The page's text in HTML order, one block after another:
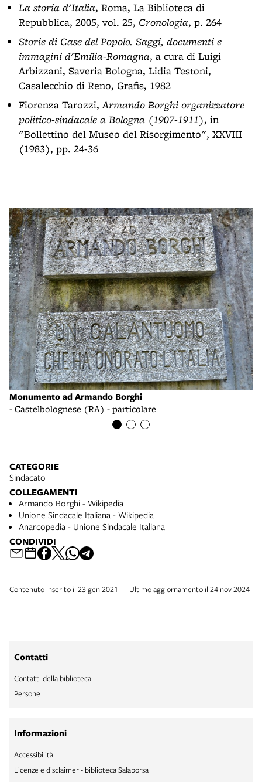
La storia d'Italia, Roma, La Biblioteca di
Repubblica, 2005, vol. 25, Cronologia, p. 264
Storie di Case del Popolo. Saggi, documenti e
immagini d'Emilia-Romagna, a cura di Luigi
Arbizzani, Saveria Bologna, Lidia Testoni,
Casalecchio di Reno, Grafis, 1982
Fiorenza Tarozzi,Armando Borghi organizzatore
politico-sindacale a Bologna (1907-1911), in
"Bollettino del Museo del Risorgimento", XXVIII
(1983), pp. 24-36
Monumento ad Armando Borghi
- Castelbolognese (RA) - particolare
CATEGORIE
Sindacato
COLLEGAMENTI
Armando Borghi - Wikipedia
Unione Sindacale Italiana - Wikipedia
Anarcopedia - Unione Sindacale Italiana
CONDIVIDI
Contenuto inserito il 23 gen 2021 — Ultimo aggiornamento il 24 nov 2024
Contatti
Contatti della biblioteca
Persone
Informazioni
Accessibilità
Licenze e disclaimer - biblioteca Salaborsa